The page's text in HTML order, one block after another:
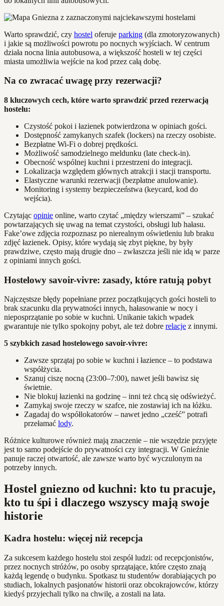
Warto sprawdzić, czy hostel oferuje parking (dla zmotoryzowanych)
i jakie są możliwości powrotu po nocnych wyjściach. W centrum
działa nocna linia autobusowa, a większość hosteli w tej części
miasta umożliwia wejście na kod przez całą dobę.
Na co zwracać uwagę przy rezerwacji?
8 kluczowych cech, które warto sprawdzić przed rezerwacją
hostelu:
Czystość pokoi i łazienek potwierdzona w opiniach gości.
Dostępność zamykanych szafek (lockers) na rzeczy osobiste.
Bezpłatne Wi-Fi o dobrej prędkości.
Możliwość samodzielnego meldunku (late check-in).
Obecność wspólnej kuchni i przestrzeni do integracji.
Lokalizacja względem głównych atrakcji i stacji transportu.
Elastyczne warunki rezerwacji (bezpłatne anulowanie).
Monitoring i systemy bezpieczeństwa (keycard, kod do
wejścia).
Czytając opinie online, warto czytać „między wierszami” – szukać
powtarzających się uwag na temat czystości, obsługi lub hałasu.
Fake’owe zdjęcia rozpoznasz po nierealnym oświetleniu lub braku
zdjęć łazienek. Opisy, które wydają się zbyt piękne, by były
prawdziwe, często mają drugie dno – zwłaszcza jeśli nie idą w parze
z opiniami innych gości.
Hostelowy savoir-vivre: zasady, które ratują pobyt
Najczęstsze błędy popełniane przez początkujących gości hosteli to
brak szacunku dla prywatności innych, hałasowanie w nocy i
nieposprzątanie po sobie w kuchni. Unikanie takich wpadek
gwarantuje nie tylko spokojny pobyt, ale też dobre relacje z innymi.
5 szybkich zasad hostelowego savoir-vivre:
Zawsze sprzątaj po sobie w kuchni i łazience – to podstawa
współżycia.
Szanuj ciszę nocną (23:00–7:00), nawet jeśli bawisz się
świetnie.
Nie blokuj łazienki na godzinę – inni też chcą się odświeżyć.
Zamykaj swoje rzeczy w szafce, nie zostawiaj ich na łóżku.
Zagadaj do współlokatorów – nawet jedno „cześć” potrafi
przełamać lody.
Różnice kulturowe również mają znaczenie – nie wszędzie przyjęte
jest to samo podejście do prywatności czy integracji. W Gnieźnie
panuje raczej otwartość, ale zawsze warto być wyczulonym na
potrzeby innych.
Hostel gniezno od kuchni: kto tu pracuje,
kto tu śpi i dlaczego wszyscy mają swoje
historie
Kadra hostelu: więcej niż recepcja
Za sukcesem każdego hostelu stoi zespół ludzi: od recepcjonistów,
przez nocnych stróżów, po osoby sprzątające, które często znają
każdą legendę o budynku. Spotkasz tu studentów dorabiających po
studiach, lokalnych pasjonatów historii oraz obcokrajowców, którzy
kiedyś przyjechali tylko na chwilę, a zostali na lata.